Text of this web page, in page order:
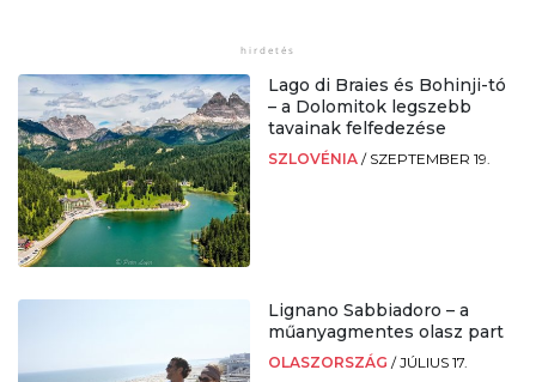
Lago di Braies és Bohinji-tó
– a Dolomitok legszebb
tavainak felfedezése
SZLOVÉNIA / SZEPTEMBER 19.
Lignano Sabbiadoro – a
műanyagmentes olasz part
OLASZORSZÁG /JÚLIUS 17.